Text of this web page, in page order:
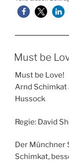
Must be
Must be Love!
Arnd Schimkat
Hussock
Regie: David
Der Münchner
Schimkat,